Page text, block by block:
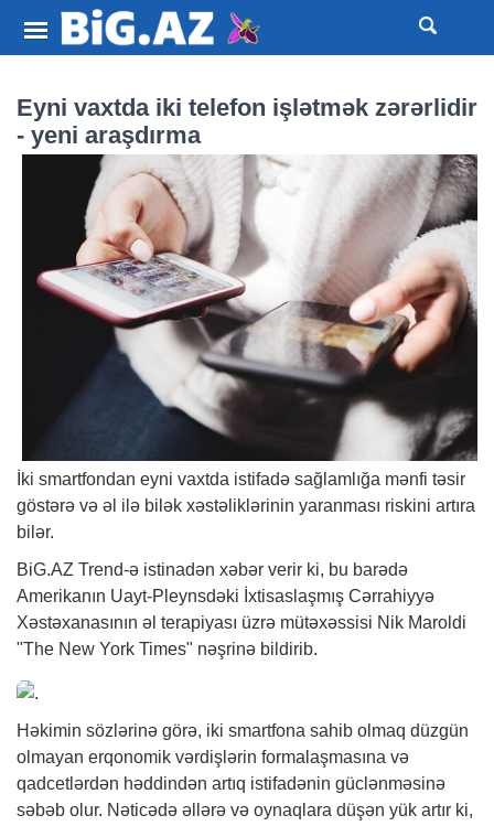
Eyni vaxtda iki telefon işlətmək zərərlidir
- yeni araşdırma
İki smartfondan eyni vaxtda istifadə sağlamlığa mənfi təsir
göstərə və əl ilə bilək xəstəliklərinin yaranması riskini artıra
bilər.
BiG.AZ Trend-ə istinadən xəbər verir ki, bu barədə
Amerikanın Uayt-Pleynsdəki İxtisaslaşmış Cərrahiyyə
Xəstəxanasının əl terapiyası üzrə mütəxəssisi Nik Maroldi
"The New York Times" nəşrinə bildirib.
Həkimin sözlərinə görə, iki smartfona sahib olmaq düzgün
olmayan erqonomik vərdişlərin formalaşmasına və
qadcetlərdən həddindən artıq istifadənin güclənməsinə
səbəb olur. Nəticədə əllərə və oynaqlara düşən yük artır ki,